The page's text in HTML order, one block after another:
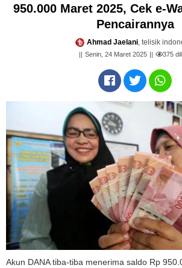
950.000 Maret 2025, Cek e-
Pencairannya
Ahmad Jaelani, telisik
Senin, 24 Maret 2025 375
Akun DANA tiba-tiba menerima saldo Rp